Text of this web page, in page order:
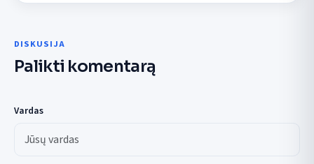
DISKUSIJA
Palikti komentarą
Vardas